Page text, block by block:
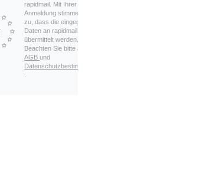
rapidmail. Mit Ihrer
Anmeldung stimmen Sie
zu, dass die eingegebenen
Daten an rapidmail
übermittelt werden.
Beachten Sie bitte auch die
AGBund
Datenschutzbestimmungen